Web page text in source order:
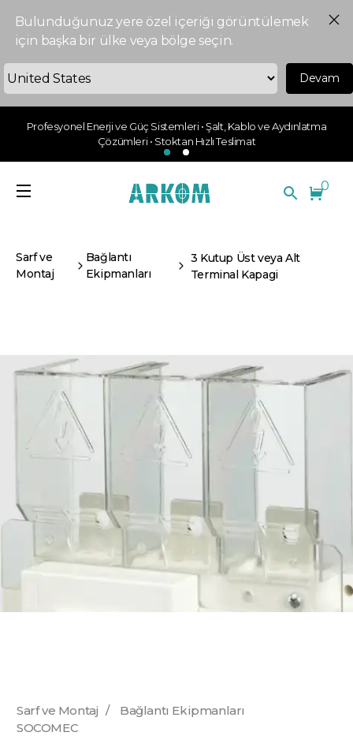
Bulunduğunuz yere özel içeriği görüntülemek
için başka bir ülke veya bölge seçin.
Devam
Profesyonel Enerji ve Güç Sistemleri • Şalt, Kablo ve Aydınlatma
Çözümleri • Stoktan Hızlı Teslimat
0
Sarf ve
Montaj
Bağlantı
Ekipmanları
3 Kutup Üst veya Alt
Terminal Kapagi
Sarf ve Montaj /
Bağlantı Ekipmanları
SOCOMEC